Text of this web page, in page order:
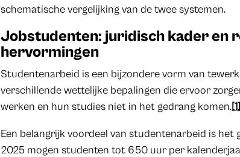
schematische vergelijking van de twee systemen.
Jobstudenten: juridisch kader en
hervormingen
Studentenarbeid is een bijzondere vorm van
verschillende wettelijke bepalingen die ervoor
werken en hun studies niet in het gedrang komen.[1]
Een belangrijk voordeel van studentenarbeid is
2025 mogen studenten tot 650 uur per